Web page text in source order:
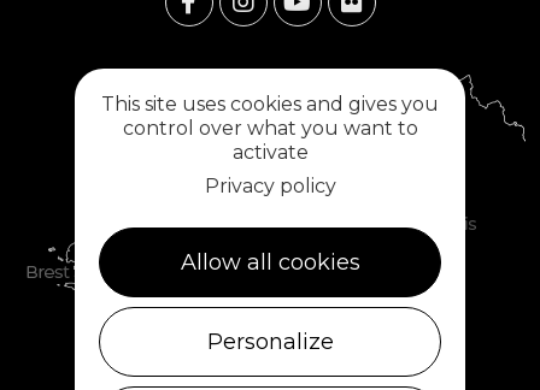
This site uses cookies and gives you
control over what you want to
activate
Privacy policy
Allow all cookies
Personalize